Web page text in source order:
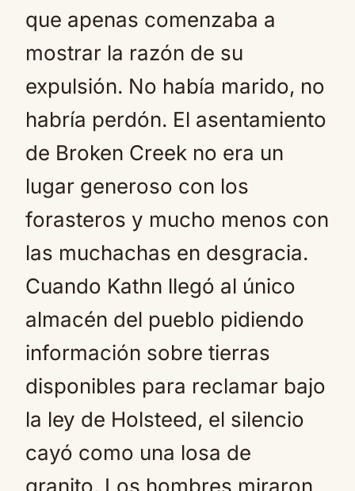
que apenas comenzaba a
mostrar la razón de su
expulsión. No había marido, no
habría perdón. El asentamiento
de Broken Creek no era un
lugar generoso con los
forasteros y mucho menos con
las muchachas en desgracia.
Cuando Kathn llegó al único
almacén del pueblo pidiendo
información sobre tierras
disponibles para reclamar bajo
la ley de Holsteed, el silencio
cayó como una losa de